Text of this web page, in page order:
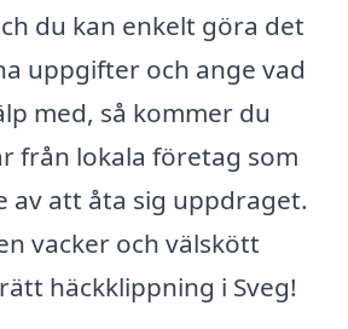
du kan enkelt göra det
uppgifter och ange vad
med, så kommer du
från lokala företag som
av att åta sig uppdraget.
vacker och välskött
häckklippning i Sveg!